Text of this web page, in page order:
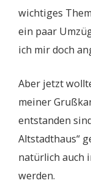
wichtiges
ein paar
ich mir doch
Aber jetzt
meiner
entstanden
Altstadthaus“
natürlich auch
werden.